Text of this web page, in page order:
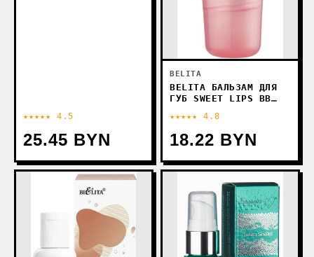
★★★★★ 4.5
25.45 BYN
BELITA
BELITA БАЛЬЗАМ ДЛЯ
ГУБ SWEET LIPS BB
1 (15 МЛ)
★★★★★ 4.8
18.22 BYN